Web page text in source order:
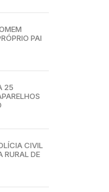
PAI
25
CIVIL
RURAL DE